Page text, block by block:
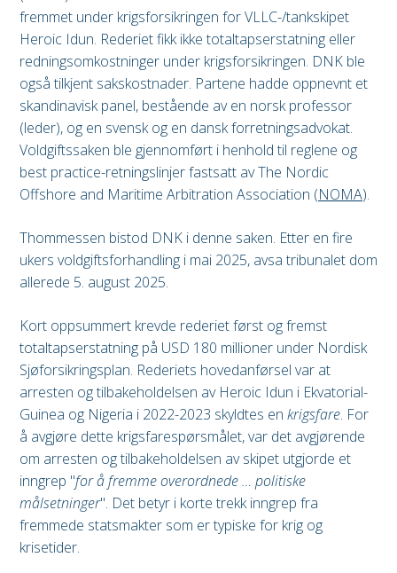
fremmet under krigsforsikringen for VLLC-/tankskipet
Heroic Idun. Rederiet fikk ikke totaltapserstatning eller
redningsomkostninger under krigsforsikringen. DNK ble
også tilkjent sakskostnader. Partene hadde oppnevnt et
skandinavisk panel, bestående av en norsk professor
(leder), og en svensk og en dansk forretningsadvokat.
Voldgiftssaken ble gjennomført i henhold til reglene og
best practice-retningslinjer fastsatt av The Nordic
Offshore and Maritime Arbitration Association (NOMA).
Thommessen bistod DNK i denne saken. Etter en fire
ukers voldgiftsforhandling i mai 2025, avsa tribunalet dom
allerede 5. august 2025.
Kort oppsummert krevde rederiet først og fremst
totaltapserstatning på USD 180 millioner under Nordisk
Sjøforsikringsplan. Rederiets hovedanførsel var at
arresten og tilbakeholdelsen av Heroic Idun i Ekvatorial-
Guinea og Nigeria i 2022-2023 skyldtes en krigsfare. For
å avgjøre dette krigsfarespørsmålet, var det avgjørende
om arresten og tilbakeholdelsen av skipet utgjorde et
inngrep "for å fremme overordnede … politiske
målsetninger". Det betyr i korte trekk inngrep fra
fremmede statsmakter som er typiske for krig og
krisetider.